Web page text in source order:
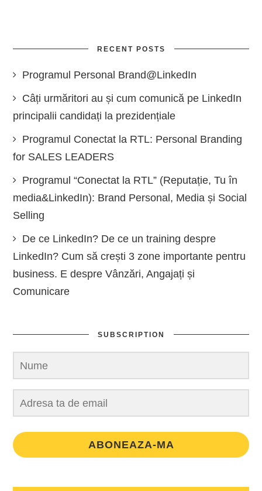
RECENT POSTS
Programul Personal Brand@LinkedIn
Câți urmăritori au și cum comunică pe LinkedIn
principalii candidați la prezidențiale
Programul Conectat la RTL: Personal Branding
for SALES LEADERS
Programul “Conectat la RTL” (Reputație, Tu în
media&LinkedIn): Brand Personal, Media și Social
Selling
De ce LinkedIn? De ce un training despre
LinkedIn? Cum să crești 3 zone importante pentru
business. E despre Vânzări, Angajați și
Comunicare
SUBSCRIPTION
ABONEAZA-MA